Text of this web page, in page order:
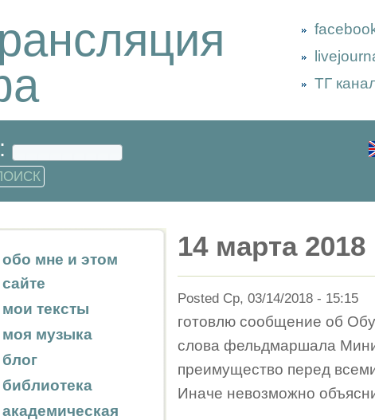
ТГ
обо мне и этом
сайте
мои тексты
моя музыка
блог
библиотека
академическая
14 марта 2018
Posted Ср, 03/14/2018 - 15:15
готовлю сообщение об
слова фельдмаршала
преимущество перед
Иначе невозможно